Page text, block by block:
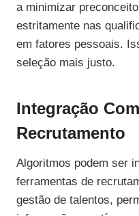
a minimizar
estritamente nas
em fatores pessoais.
seleção mais justo.
Integração
Recrutamento
Algoritmos podem ser
ferramentas de
gestão de talentos,